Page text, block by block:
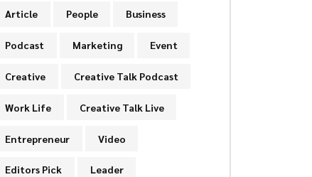
Article People Business
Podcast Marketing Event
Creative Creative Talk Podcast
Work Life Creative Talk Live
Entrepreneur Video
Editors Pick Leader